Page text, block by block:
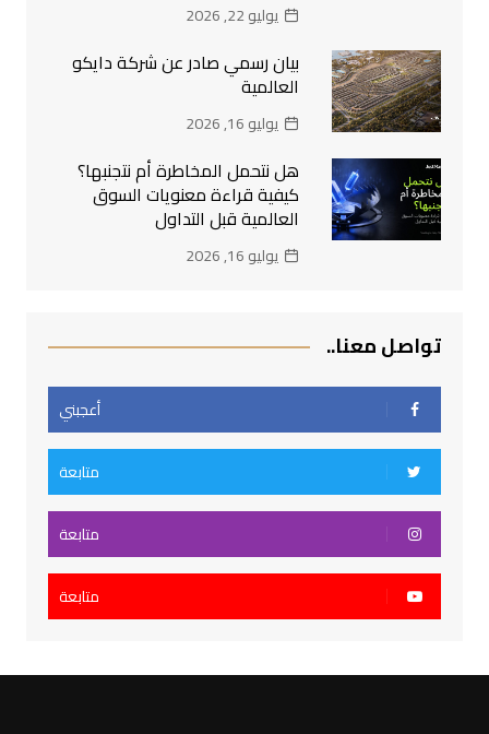
يوليو 22, 2026
بيان رسمي صادر عن شركة دايكو
العالمية
يوليو 16, 2026
هل نتحمل المخاطرة أم نتجنبها؟
كيفية قراءة معنويات السوق
العالمية قبل التداول
يوليو 16, 2026
تواصل معنا..
أعجبني
متابعة
متابعة
متابعة